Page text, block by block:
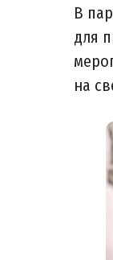
В
для
на